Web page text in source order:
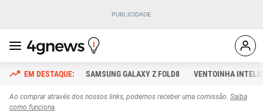
SAMSUNG GALAXY Z FOLD8 VENTOINHA
Ao comprar através dos nossos links, podemos receber uma comissão. Saiba
como funciona.